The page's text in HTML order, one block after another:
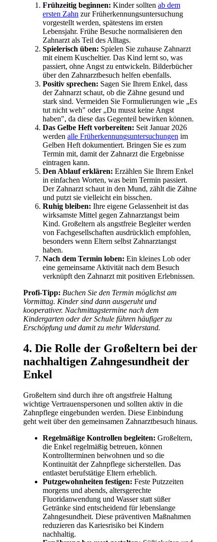
Frühzeitig beginnen: Kinder sollten ab dem
ersten Zahn zur Früherkennungsuntersuchung
vorgestellt werden, spätestens im ersten
Lebensjahr. Frühe Besuche normalisieren den
Zahnarzt als Teil des Alltags.
Spielerisch üben: Spielen Sie zuhause Zahnarzt
mit einem Kuscheltier. Das Kind lernt so, was
passiert, ohne Angst zu entwickeln. Bilderbücher
über den Zahnarztbesuch helfen ebenfalls.
Positiv sprechen: Sagen Sie Ihrem Enkel, dass
der Zahnarzt schaut, ob die Zähne gesund und
stark sind. Vermeiden Sie Formulierungen wie „Es
tut nicht weh" oder „Du musst keine Angst
haben", da diese das Gegenteil bewirken können.
Das Gelbe Heft vorbereiten: Seit Januar 2026
werden alle Früherkennungsuntersuchungen im
Gelben Heft dokumentiert. Bringen Sie es zum
Termin mit, damit der Zahnarzt die Ergebnisse
eintragen kann.
Den Ablauf erklären: Erzählen Sie Ihrem Enkel
in einfachen Worten, was beim Termin passiert.
Der Zahnarzt schaut in den Mund, zählt die Zähne
und putzt sie vielleicht ein bisschen.
Ruhig bleiben: Ihre eigene Gelassenheit ist das
wirksamste Mittel gegen Zahnarztangst beim
Kind. Großeltern als angstfreie Begleiter werden
von Fachgesellschaften ausdrücklich empfohlen,
besonders wenn Eltern selbst Zahnarztangst
haben.
Nach dem Termin loben: Ein kleines Lob oder
eine gemeinsame Aktivität nach dem Besuch
verknüpft den Zahnarzt mit positiven Erlebnissen.
Profi-Tipp: Buchen Sie den Termin möglichst am
Vormittag. Kinder sind dann ausgeruht und
kooperativer. Nachmittagstermine nach dem
Kindergarten oder der Schule führen häufiger zu
Erschöpfung und damit zu mehr Widerstand.
4. Die Rolle der Großeltern bei der
nachhaltigen Zahngesundheit der
Enkel
Großeltern sind durch ihre oft angstfreie Haltung
wichtige Vertrauenspersonen und sollten aktiv in die
Zahnpflege eingebunden werden. Diese Einbindung
geht weit über den gemeinsamen Zahnarztbesuch hinaus.
Regelmäßige Kontrollen begleiten: Großeltern,
die Enkel regelmäßig betreuen, können
Kontrollterminen beiwohnen und so die
Kontinuität der Zahnpflege sicherstellen. Das
entlastet berufstätige Eltern erheblich.
Putzgewohnheiten festigen: Feste Putzzeiten
morgens und abends, altersgerechte
Fluoridanwendung und Wasser statt süßer
Getränke sind entscheidend für lebenslange
Zahngesundheit. Diese präventiven Maßnahmen
reduzieren das Kariesrisiko bei Kindern
nachhaltig.